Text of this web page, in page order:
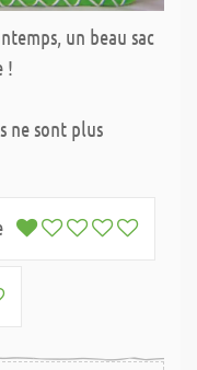
un beau sac
!
ne sont plus